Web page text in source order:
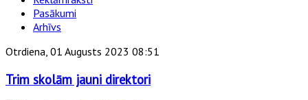
Pasākumi
Arhīvs
Otrdiena, 01 Augusts 2023 08:51
Trim skolām jauni direktori